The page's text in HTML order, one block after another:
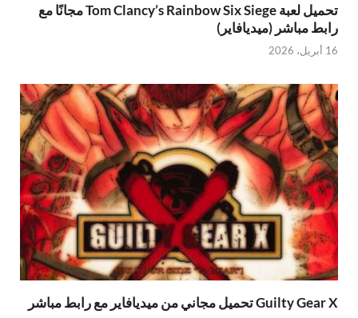
تحميل لعبة Tom Clancy’s Rainbow Six Siege مجانًا مع
رابط مباشر (ميديافاير)
16 أبريل، 2026
Guilty Gear X تحميل مجاني من ميديافاير مع رابط مباشر